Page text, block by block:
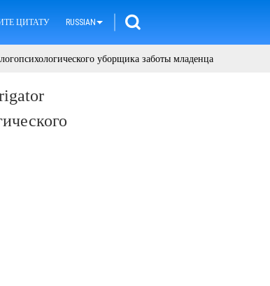
ЦИТАТУ RUSSIAN
уборщика заботы младенца